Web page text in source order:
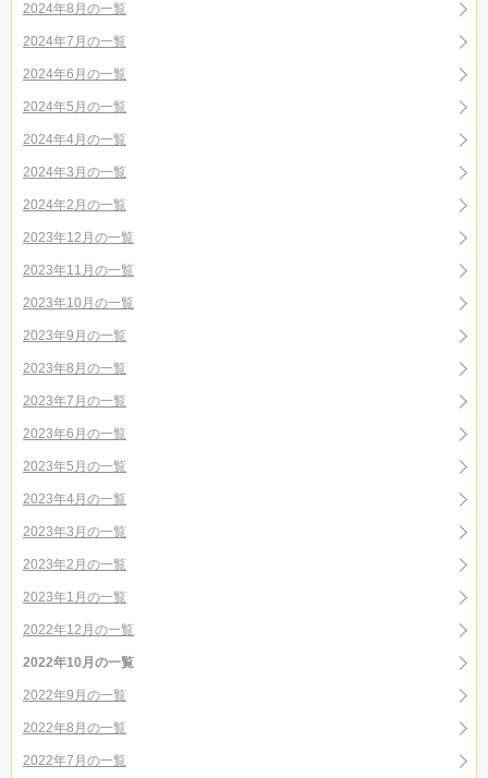
2024年8月の一覧
2024年7月の一覧
2024年6月の一覧
2024年5月の一覧
2024年4月の一覧
2024年3月の一覧
2024年2月の一覧
2023年12月の一覧
2023年11月の一覧
2023年10月の一覧
2023年9月の一覧
2023年8月の一覧
2023年7月の一覧
2023年6月の一覧
2023年5月の一覧
2023年4月の一覧
2023年3月の一覧
2023年2月の一覧
2023年1月の一覧
2022年12月の一覧
2022年10月の一覧
2022年9月の一覧
2022年8月の一覧
2022年7月の一覧